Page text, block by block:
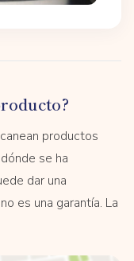
productos
se ha
dar una
es una garantía. La